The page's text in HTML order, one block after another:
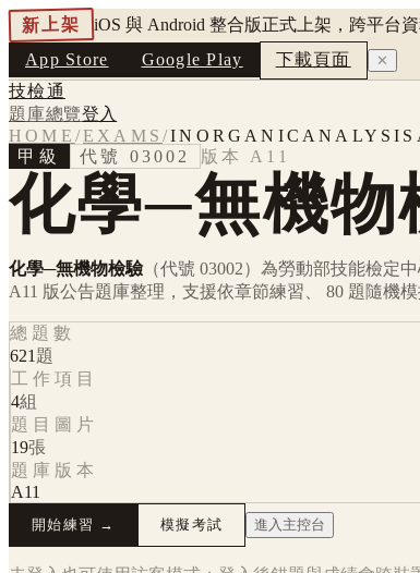
新上架 iOS 與 Android 整合版正式上架，跨平台
App Store
Google Play 下載頁面 ✕
技檢通
題庫總覽登入
HOME /EXAMS/
甲級
代號 03002 版本 A11
化學─無機物
化學─無機物檢驗（代號 03002） 為勞動部技能檢定
A11 版公告題庫整理，支援依章節練習、 80 題隨機
總題數
621 題
工作項目
4組
題目圖片
19張
題庫版本
A11
開始練習 → 模擬考試 進入主控台